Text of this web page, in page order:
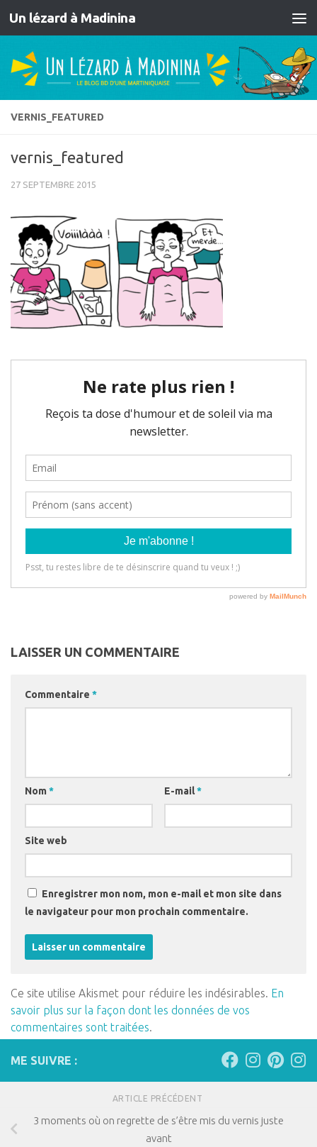
Skip to content
Un lézard à Madinina
VERNIS_FEATURED
vernis_featured
27 SEPTEMBRE 2015
LAISSER UN COMMENTAIRE
Commentaire *
Nom * E-mail*
Site web
Enregistrer mon nom, mon e-mail et mon site dans
le navigateur pour mon prochain commentaire.
Ce site utilise Akismet pour réduire les indésirables. En
savoir plus sur la façon dont les données de vos
commentaires sont traitées.
ME SUIVRE :
ARTICLE PRÉCÉDENT
3 moments où on regrette de s’être mis du vernis juste
avant